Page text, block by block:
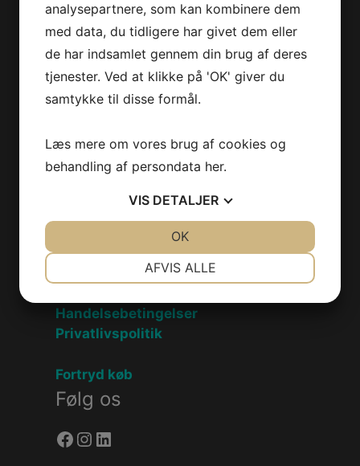
Jegstrupvej 280
8361 Hasselager
Telefon:+45 70 200 600
E-mail:info@jettrade.dk
CVR-nummer: 27233678
Sea-Doo Vandscooter
Can-Am UTV
Can-Am Roadster
Information
Handelsebetingelser
Privatlivspolitik
Fortryd køb
Følg os
Facebook
Instagram
LinkedIn
analysepartnere, som kan kombinere dem
med data, du tidligere har givet dem eller
de har indsamlet gennem din brug af deres
tjenester. Ved at klikke på 'OK' giver du
samtykke til disse formål.
Læs mere om vores brug af cookies og
behandling af persondata her.
VIS DETALJER
MARKETING
AFVIS ALLE
OK